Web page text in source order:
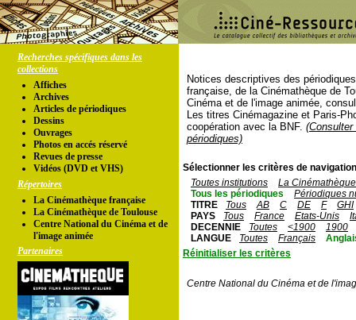
Recherches spécifiques dans les
collections
Affiches
Archives
Articles de périodiques
Dessins
Ouvrages
Photos en accés réservé
Revues de presse
Vidéos (DVD et VHS)
Répertoires
La Cinémathèque française
La Cinémathèque de Toulouse
Centre National du Cinéma et de
l'image animée
Partenaires
Notices descriptives des
française, de la Cinémathèque de
Cinéma et de l'image animée,
Les titres Cinémagazine et Paris-
coopération avec la BNF.
périodiques)
Sélectionner les critères de
Toutes institutions
La
Tous les périodiques
Périodiques
TITRE
Tous AB C DE F
GHI
PAYS
Tous France Etats-Unis
DECENNIE
Toutes <1900
1900
LANGUE
Toutes Français
Réinitialiser les critères
Centre National du Cinéma et de